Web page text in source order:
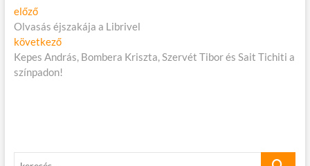
Bejegyzés
navigáció
előzőElőző
cikk:
Olvasás éjszakája a Librivel
következőKövetkező
cikk:
Kepes András, Bombera Kriszta, Szervét Tibor és Sait Tichiti a
színpadon!
keresés